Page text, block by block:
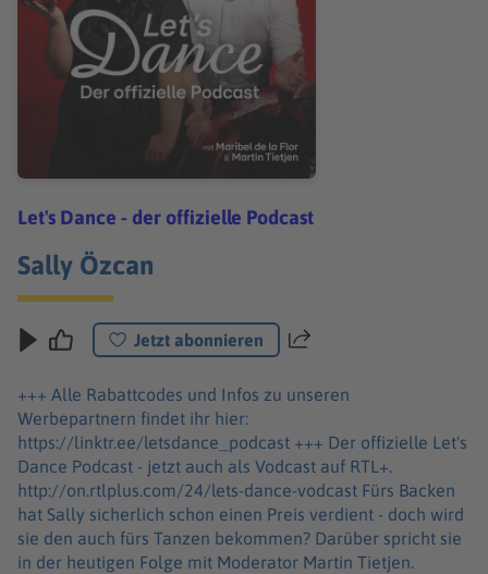
Let's Dance - der offizielle Podcast
Sally Özcan
Jetzt abonnieren Teilen
+++ Alle Rabattcodes und Infos zu unseren
Werbepartnern findet ihr hier:
https://linktr.ee/letsdance_podcast +++ Der offizielle Let's
Dance Podcast - jetzt auch als Vodcast auf RTL+.
http://on.rtlplus.com/24/lets-dance-vodcast Fürs Backen
hat Sally sicherlich schon einen Preis verdient - doch wird
sie den auch fürs Tanzen bekommen? Darüber spricht sie
in der heutigen Folge mit Moderator Martin Tietjen.